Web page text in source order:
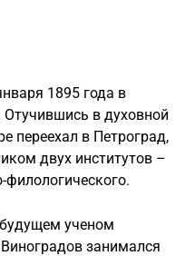
1895 года в
в духовной
переехал в Петроград,
двух институтов –
филологического.
будущем ученом
занимался